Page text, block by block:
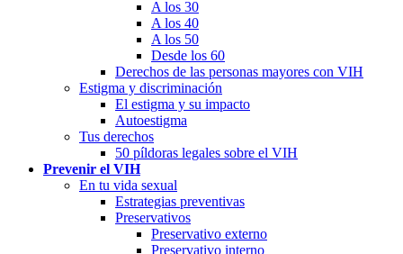
A los 30
A los 40
A los 50
Desde los 60
Derechos de las personas mayores con VIH
Estigma y discriminación
El estigma y su impacto
Autoestigma
Tus derechos
50 píldoras legales sobre el VIH
Prevenir el VIH
En tu vida sexual
Estrategias preventivas
Preservativos
Preservativo externo
Preservativo interno